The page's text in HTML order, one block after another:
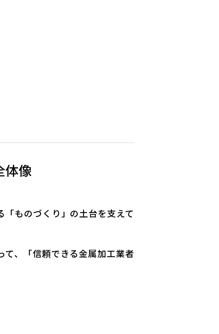
体像
ものづくり」の土台を支えて
、「信頼できる金属加工業者